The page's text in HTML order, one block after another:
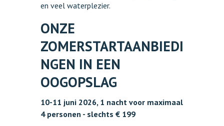
en veel waterplezier.
ONZE
ZOMERSTARTAANBIEDI
NGEN IN EEN
OOGOPSLAG
10-11 juni 2026, 1 nacht voor maximaal
4 personen - slechts € 199